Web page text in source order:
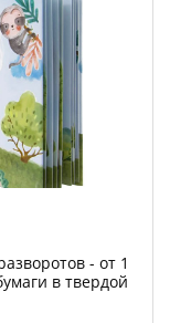
- от 1
в твердой